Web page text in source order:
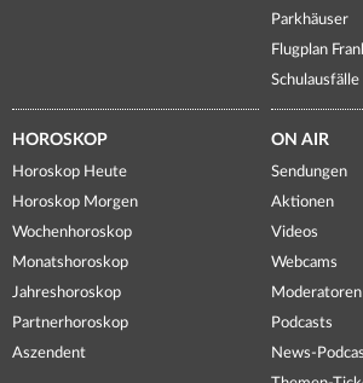
Parkhäuser
Flugplan
Schulausfälle
HOROSKOP
Horoskop Heute
Horoskop Morgen
Wochenhoroskop
Monatshoroskop
Jahreshoroskop
Partnerhoroskop
Aszendent
ON AIR
Sendungen
Aktionen
Videos
Webcams
Moderatoren
Podcasts
News-